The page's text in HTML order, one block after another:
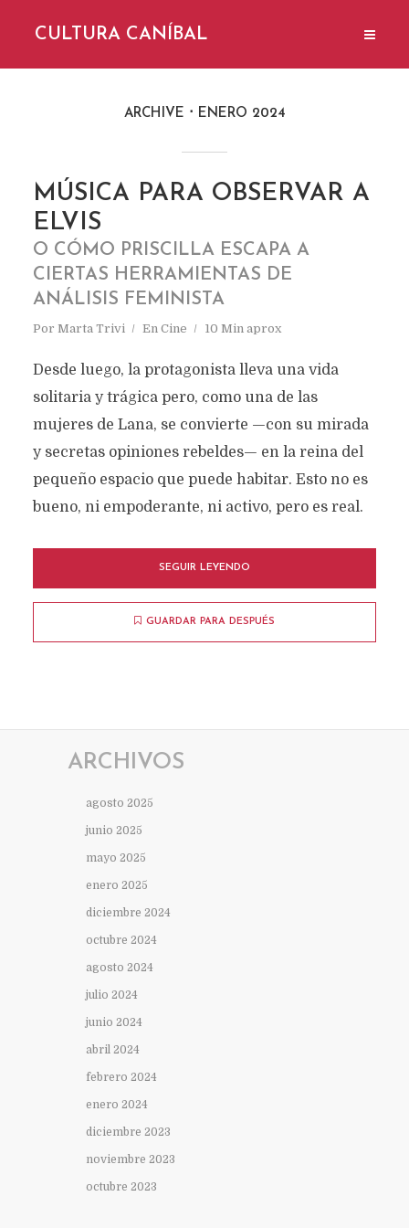
CULTURA CANÍBAL
ARCHIVE ENERO 2024
MÚSICA PARA OBSERVAR A
ELVIS
O CÓMO PRISCILLA ESCAPA A
CIERTAS HERRAMIENTAS DE
ANÁLISIS FEMINISTA
Por Marta Trivi En Cine 10 Min aprox
Desde luego, la protagonista lleva una vida
solitaria y trágica pero, como una de las
mujeres de Lana, se convierte —con su mirada
y secretas opiniones rebeldes— en la reina del
pequeño espacio que puede habitar. Esto no es
bueno, ni empoderante, ni activo, pero es real.
SEGUIR LEYENDO
GUARDAR PARA DESPUÉS
ARCHIVOS
agosto 2025
junio 2025
mayo 2025
enero 2025
diciembre 2024
octubre 2024
agosto 2024
julio 2024
junio 2024
abril 2024
febrero 2024
enero 2024
diciembre 2023
noviembre 2023
octubre 2023